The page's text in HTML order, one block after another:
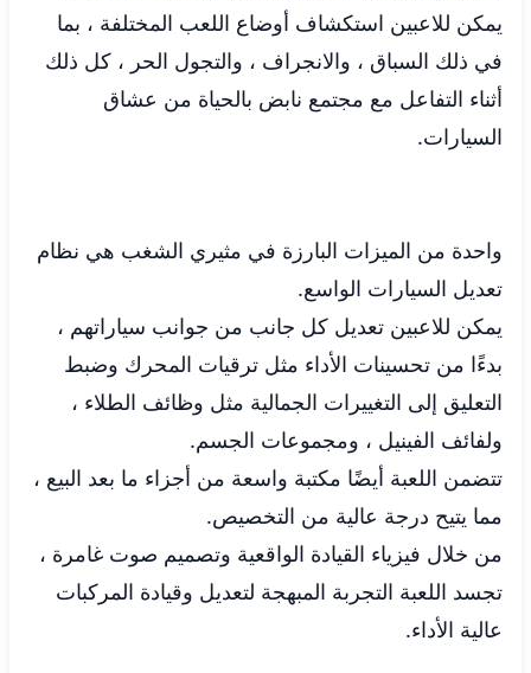
يمكن للاعبين استكشاف أوضاع اللعب المختلفة ، بما
في ذلك السباق ، والانجراف ، والتجول الحر ، كل ذلك
أثناء التفاعل مع مجتمع نابض بالحياة من عشاق
السيارات.
واحدة من الميزات البارزة في مثيري الشغب هي نظام
تعديل السيارات الواسع.
يمكن للاعبين تعديل كل جانب من جوانب سياراتهم ،
بدءًا من تحسينات الأداء مثل ترقيات المحرك وضبط
التعليق إلى التغييرات الجمالية مثل وظائف الطلاء ،
ولفائف الفينيل ، ومجموعات الجسم.
تتضمن اللعبة أيضًا مكتبة واسعة من أجزاء ما بعد البيع ،
مما يتيح درجة عالية من التخصيص.
من خلال فيزياء القيادة الواقعية وتصميم صوت غامرة ،
تجسد اللعبة التجربة المبهجة لتعديل وقيادة المركبات
عالية الأداء.